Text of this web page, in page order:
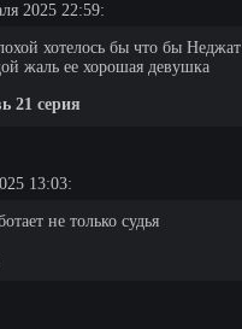
2025 22:59:
хотелось бы что бы Неджат
жаль ее хорошая девушка
21 серия
13:03:
не только судья